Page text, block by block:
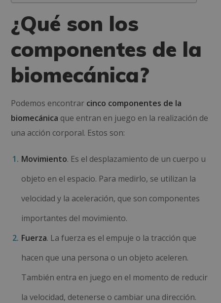
¿Qué son los
componentes de la
biomecánica?
Podemos encontrar cinco componentes de la
biomecánica que entran en juego en la realización de
una acción corporal. Estos son:
Movimiento. Es el desplazamiento de un cuerpo u
objeto en el espacio. Para medirlo, se utilizan la
velocidad y la aceleración, que son componentes
importantes del movimiento.
Fuerza. La fuerza es el empuje o la tracción que
hacen que una persona o un objeto aceleren.
También entra en juego en el momento de reducir
la velocidad, detenerse o cambiar una dirección.